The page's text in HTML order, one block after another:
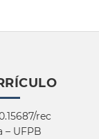
rec
– UFPB